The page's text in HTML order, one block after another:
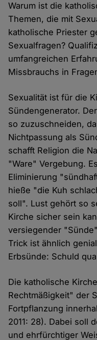
Warum ist die
Themen, die mit
katholische Priester
Sexualfragen?
umfangreichen
Missbrauchs in
Sexualität ist für die
Sündengenerator.
so zuzuschneiden,
Nichtpassung als
schafft Religion die
"Ware" Vergebung.
Eliminierung
hieße "die Kuh
soll". Lust gehört so
Kirche sicher sein
versiegender
Trick ist ähnlich
Erbsünde: Schuld
Die katholische
Rechtmäßigkeit" der
Fortpflanzung
2011: 28). Dabei soll
und ehrfürchtiger